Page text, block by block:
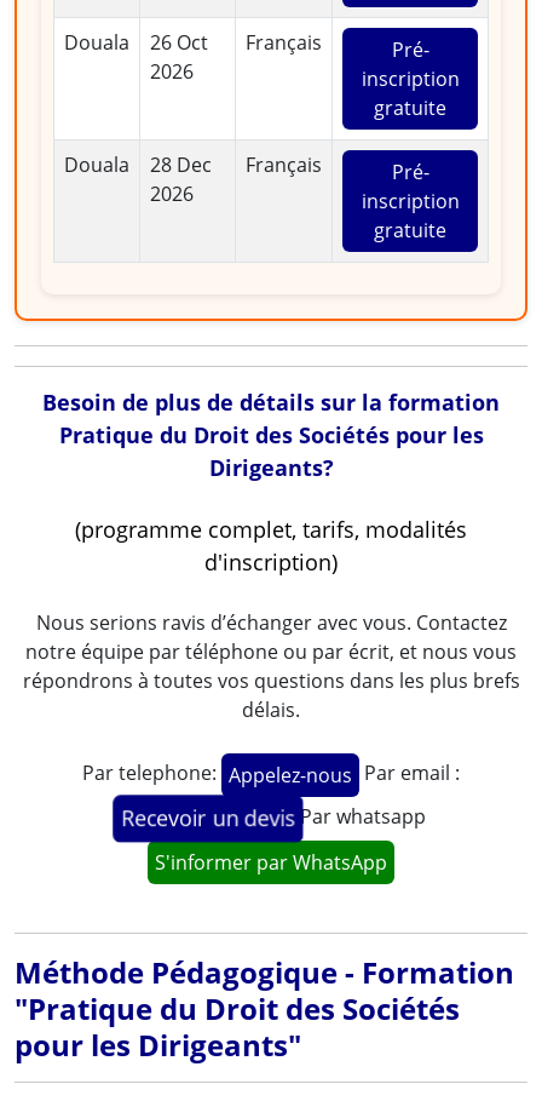
Douala
26 Oct
2026
Français
Pré-
inscription
gratuite
Douala
28 Dec
2026
Français
Pré-
inscription
gratuite
Besoin de plus de détails sur la formation
Pratique du Droit des Sociétés pour les
Dirigeants?
(programme complet, tarifs, modalités
d'inscription)
Nous serions ravis d’échanger avec vous. Contactez
notre équipe par téléphone ou par écrit, et nous vous
répondrons à toutes vos questions dans les plus brefs
délais.
Par telephone: Appelez-nous Par email :
Recevoir un devis Par whatsapp
S'informer par WhatsApp
Méthode Pédagogique - Formation
"Pratique du Droit des Sociétés
pour les Dirigeants"